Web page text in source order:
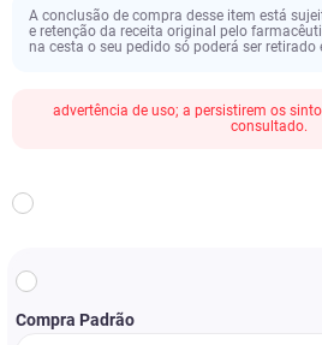
A conclusão de compra desse item está
e retenção da receita original pelo
na cesta o seu pedido só poderá ser retirado
advertência de uso; a persistirem os
consultado.
Compra Padrão